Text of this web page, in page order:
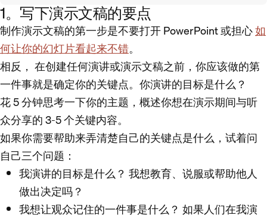
1。写下演示文稿的要点
制作演示文稿的第一步是不要打开 PowerPoint 或担心如
何让你的幻灯片看起来不错。
相反， 在创建任何演讲或演示文稿之前，你应该做的第
一件事就是确定你的关键点。你演讲的目标是什么？
花 5 分钟思考一下你的主题，概述你想在演示期间与听
众分享的 3-5 个关键内容。
如果你需要帮助来弄清楚自己的关键点是什么，试着问
自己三个问题：
我演讲的目标是什么？ 我想教育、说服或帮助他人
做出决定吗？
我想让观众记住的一件事是什么？ 如果人们在我演